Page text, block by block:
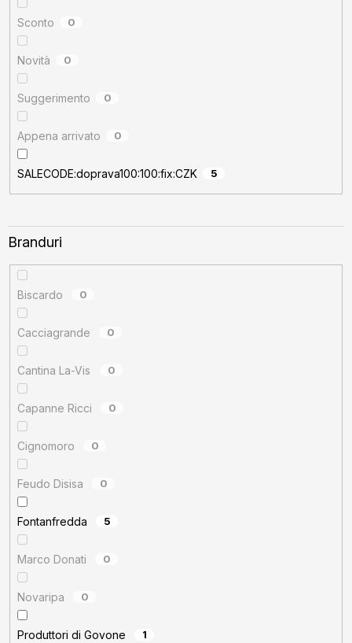
u
u
u
Sconto 0
Novità 0
Suggerimento 0
Appena arrivato 0
SALECODE:doprava100:100:fix:CZK 5
Branduri
Biscardo 0
Cacciagrande 0
Cantina La-Vis 0
Capanne Ricci 0
Cignomoro 0
Feudo Disisa 0
Fontanfredda 5
Marco Donati 0
Novaripa 0
Produttori di Govone 1